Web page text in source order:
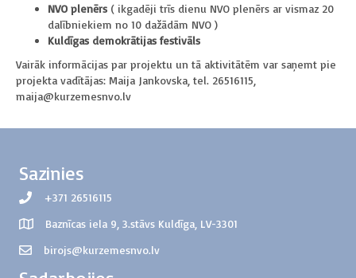
NVO plenērs ( ikgadēji trīs dienu NVO plenērs ar vismaz 20
dalībniekiem no 10 dažādām NVO )
Kuldīgas demokrātijas festivāls
Vairāk informācijas par projektu un tā aktivitātēm var saņemt pie
projekta vadītājas: Maija Jankovska, tel. 26516115,
maija@kurzemesnvo.lv
Sazinies
+371 26516115
Baznīcas iela 9, 3.stāvs Kuldīga, LV-3301
birojs@kurzemesnvo.lv